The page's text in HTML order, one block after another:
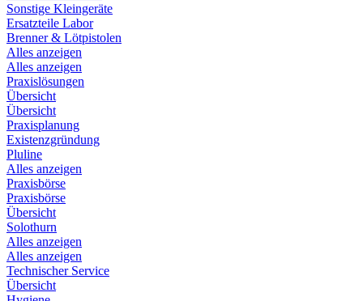
Sonstige Kleingeräte
Ersatzteile Labor
Brenner & Lötpistolen
Alles anzeigen
Alles anzeigen
Praxislösungen
Übersicht
Übersicht
Praxisplanung
Existenzgründung
Pluline
Alles anzeigen
Praxisbörse
Praxisbörse
Übersicht
Solothurn
Alles anzeigen
Alles anzeigen
Technischer Service
Übersicht